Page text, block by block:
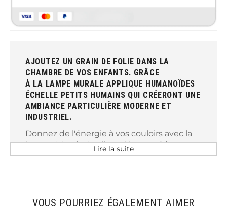
AJOUTEZ UN GRAIN DE FOLIE DANS LA
CHAMBRE DE VOS ENFANTS. GRÂCE
À LA LAMPE MURALE APPLIQUE HUMANOÏDES
ÉCHELLE PETITS HUMAINS QUI CRÉERONT UNE
AMBIANCE PARTICULIÈRE MODERNE ET
INDUSTRIEL.
Donnez de l'énergie à vos couloirs avec la
Lampe Murale Applique Humanoïdes
Échelle.
humanoÏdes adorables.
Lire la suite
VOUS POURRIEZ ÉGALEMENT AIMER